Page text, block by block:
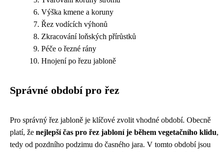
Výška kmene a koruny
Řez vodících výhonů
Zkracování loňských přírůstků
Péče o řezné rány
Hnojení po řezu jabloně
Správné období pro řez
Pro správný řez jabloně je klíčové zvolit vhodné období. Obecně
platí, že nejlepší čas pro řez jabloní je během vegetačního klidu,
tedy od pozdního podzimu do časného jara. V tomto období jsou